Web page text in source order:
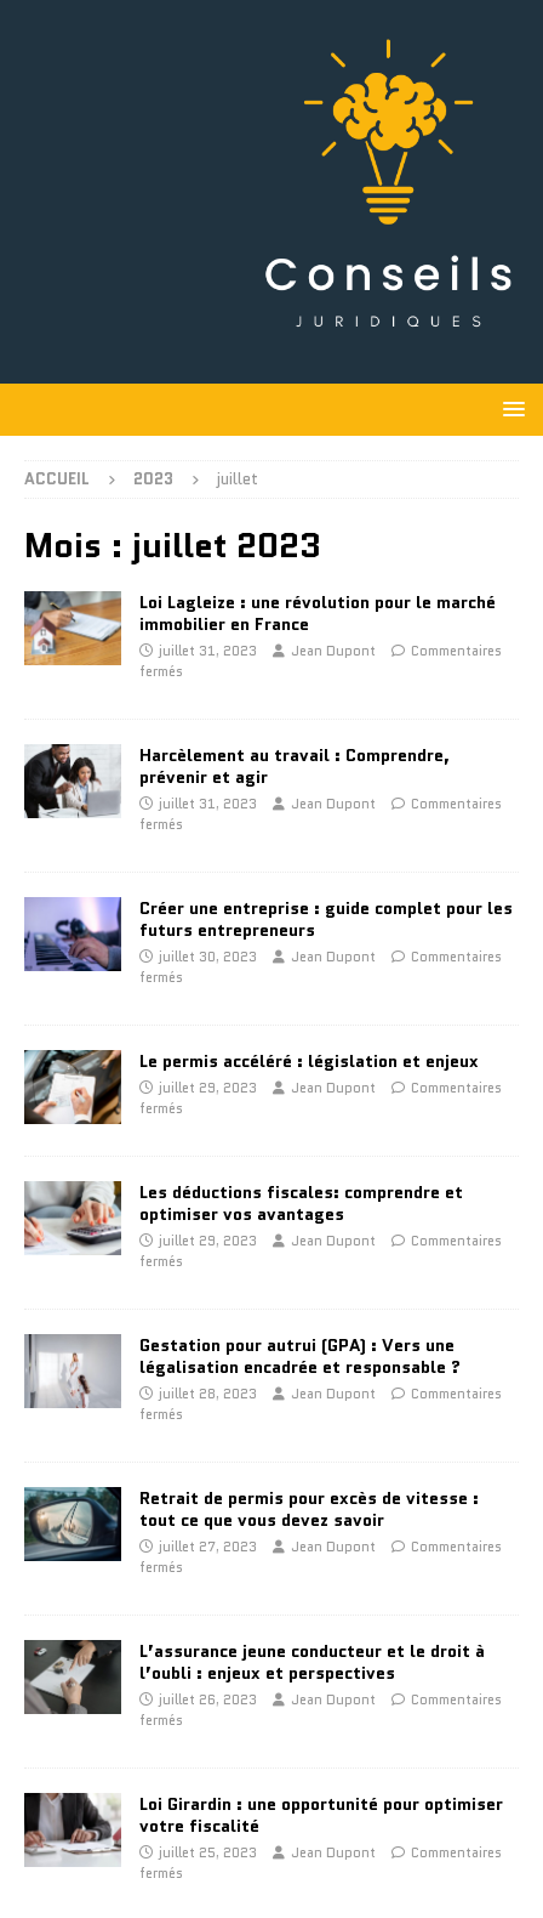
ACCUEIL 2023 juillet
Mois : juillet 2023
Loi Lagleize : une révolution pour le marché
immobilier en France
juillet 31, 2023 Jean Dupont
Commentaires
fermés
Harcèlement au travail : Comprendre,
prévenir et agir
juillet 31, 2023 Jean Dupont
Commentaires
fermés
Créer une entreprise : guide complet pour les
futurs entrepreneurs
juillet 30, 2023 Jean Dupont
Commentaires
fermés
Le permis accéléré : législation et enjeux
juillet 29, 2023 Jean Dupont
Commentaires
fermés
Les déductions fiscales: comprendre et
optimiser vos avantages
juillet 29, 2023 Jean Dupont
Commentaires
fermés
Gestation pour autrui (GPA) : Vers une
légalisation encadrée et responsable ?
juillet 28, 2023 Jean Dupont
Commentaires
fermés
Retrait de permis pour excès de vitesse :
tout ce que vous devez savoir
juillet 27, 2023 Jean Dupont
Commentaires
fermés
L’assurance jeune conducteur et le droit à
l’oubli : enjeux et perspectives
juillet 26, 2023 Jean Dupont
Commentaires
fermés
Loi Girardin : une opportunité pour optimiser
votre fiscalité
juillet 25, 2023 Jean Dupont
Commentaires
fermés